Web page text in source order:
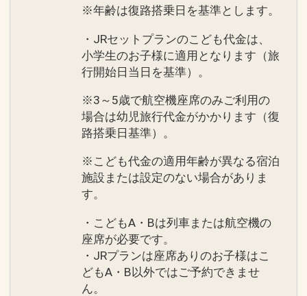
※年齢は復路搭乗日を基準とします。
・JRセットプランのこども代金は、
小学生のお子様に適用となります（旅
行開始日当日を基準）。
※3～5歳で航空機座席のみご利用の
場合は幼児旅行代金がかかります（復
路搭乗日基準）。
※こども代金の適用年齢が異なる宿泊
施設または設定のない場合がありま
す。
・こどもA・Bは列車または航空機の
座席が必要です。
・JRプランは座席ありのお子様はこ
どもA・B以外ではご予約できませ
ん。